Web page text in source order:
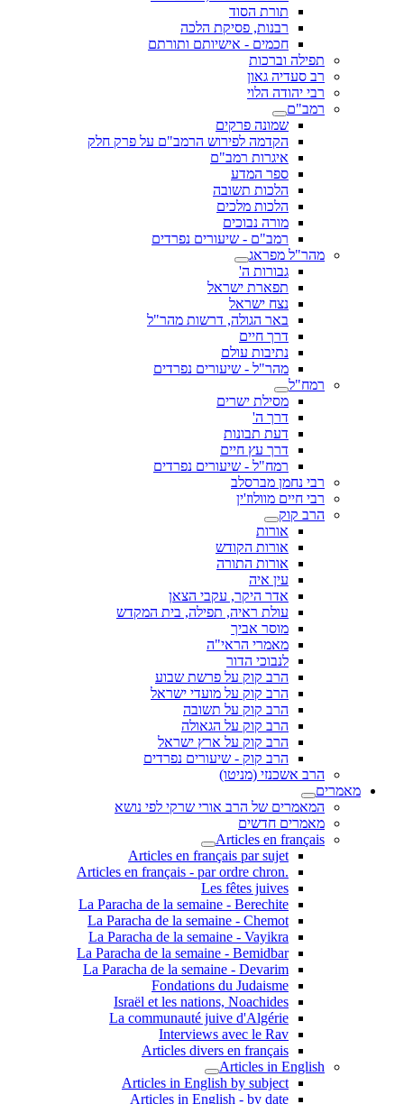
תורת הסוד
רבנות, פסיקת הלכה
חכמים - אישיותם ותורתם
תפילה וברכות
רב סעדיה גאון
רבי יהודה הלוי
רמב"ם
שמונה פרקים
הקדמה לפירוש הרמב"ם על פרק חלק
איגרות רמב"ם
ספר המדע
הלכות תשובה
הלכות מלכים
מורה נבוכים
רמב"ם - שיעורים נפרדים
מהר"ל מפראג
גבורות ה'
תפארת ישראל
נצח ישראל
באר הגולה, דרשות מהר"ל
דרך חיים
נתיבות עולם
מהר"ל - שיעורים נפרדים
רמח"ל
מסילת ישרים
דרך ה'
דעת תבונות
דרך עץ חיים
רמח"ל - שיעורים נפרדים
רבי נחמן מברסלב
רבי חיים מוולוז'ין
הרב קוק
אורות
אורות הקודש
אורות התורה
עין איה
אדר היקר, עקבי הצאן
עולת ראיה, תפילה, בית המקדש
מוסר אביך
מאמרי הראי"ה
לנבוכי הדור
הרב קוק על פרשת שבוע
הרב קוק על מועדי ישראל
הרב קוק על תשובה
הרב קוק על הגאולה
הרב קוק על ארץ ישראל
הרב קוק - שיעורים נפרדים
הרב אשכנזי (מניטו)
מאמרים
המאמרים של הרב אורי שרקי לפי נושא
מאמרים חדשים
Articles en français
Articles en français par sujet
.Articles en français - par ordre chron
Les fêtes juives
La Paracha de la semaine - Berechite
La Paracha de la semaine - Chemot
La Paracha de la semaine - Vayikra
La Paracha de la semaine - Bemidbar
La Paracha de la semaine - Devarim
Fondations du Judaisme
Israël et les nations, Noachides
La communauté juive d'Algérie
Interviews avec le Rav
Articles divers en français
Articles in English
Articles in English by subject
Articles in English - by date